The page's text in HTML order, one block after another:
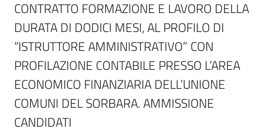
CONTRATTO FORMAZIONE E LAVORO DELLA
DURATA DI DODICI MESI, AL PROFILO DI
“ISTRUTTORE AMMINISTRATIVO” CON
PROFILAZIONE CONTABILE PRESSO L’AREA
ECONOMICO FINANZIARIA DELL’UNIONE
COMUNI DEL SORBARA. AMMISSIONE
CANDIDATI